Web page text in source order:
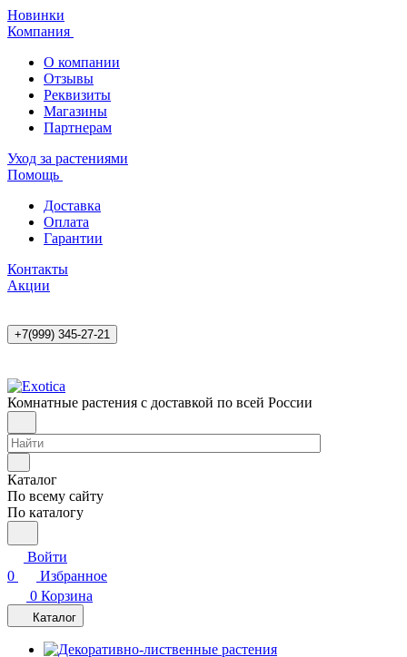
Новинки
Компания
О компании
Отзывы
Реквизиты
Магазины
Партнерам
Уход за растениями
Помощь
Доставка
Оплата
Гарантии
Контакты
Акции
+7(999) 345-27-21
Комнатные растения с доставкой по всей России
Каталог
По всему сайту
По каталогу
Войти
0
Избранное
0 Корзина
Каталог